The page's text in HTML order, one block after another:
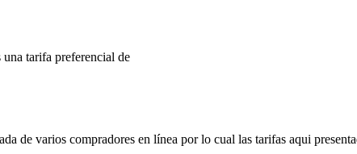
una tarifa preferencial de
de varios compradores en línea por lo cual las tarifas aqui